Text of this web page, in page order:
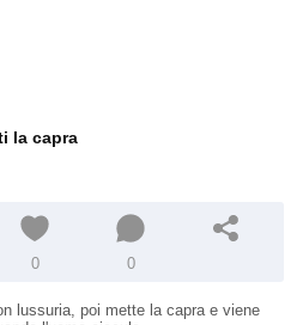
la capra
0 0
lussuria, poi mette la capra e viene